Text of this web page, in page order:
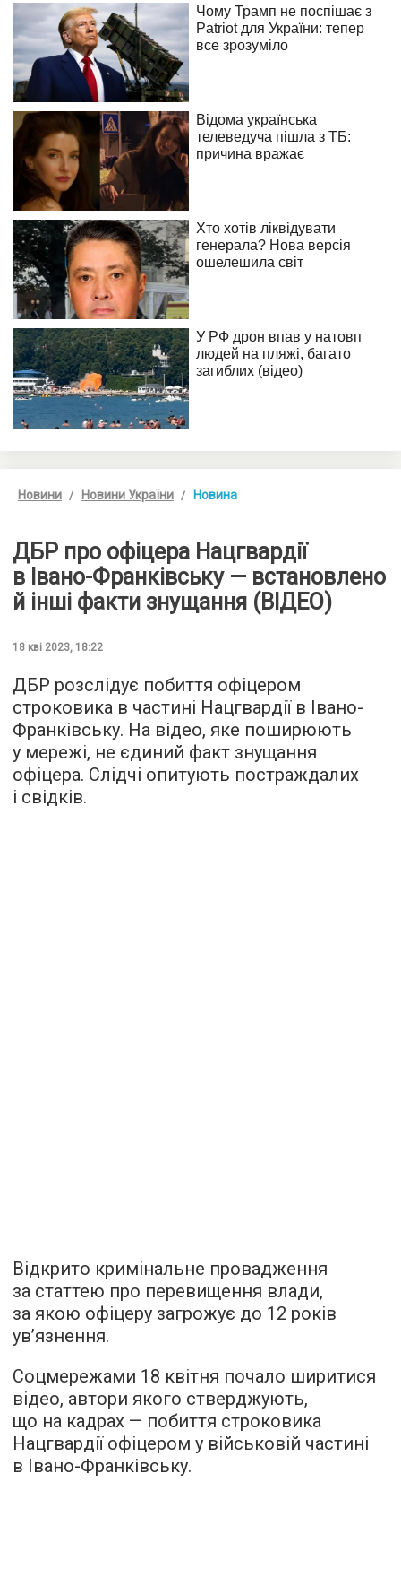
Новини Новини України Новина
ДБР про офіцера Нацгвардії
в Івано-Франківську — встановлено
й інші факти знущання (ВІДЕО)
18 кві 2023, 18:22
ДБР розслідує побиття офіцером
строковика в частині Нацгвардії в Івано-
Франківську. На відео, яке поширюють
у мережі, не єдиний факт знущання
офіцера. Слідчі опитують постраждалих
і свідків.
Відкрито кримінальне провадження
за статтею про перевищення влади,
за якою офіцеру загрожує до 12 років
ув’язнення.
Соцмережами 18 квітня почало ширитися
відео, автори якого стверджують,
що на кадрах — побиття строковика
Нацгвардії офіцером у військовій частині
в Івано-Франківську.